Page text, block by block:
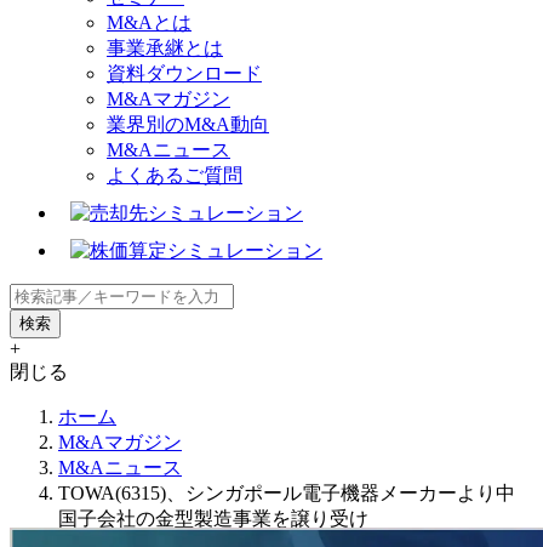
M&Aとは
事業承継とは
資料ダウンロード
M&Aマガジン
業界別のM&A動向
M&Aニュース
よくあるご質問
+
閉じる
ホーム
M&Aマガジン
M&Aニュース
TOWA(6315)、シンガポール電子機器メーカーより中
国子会社の金型製造事業を譲り受け